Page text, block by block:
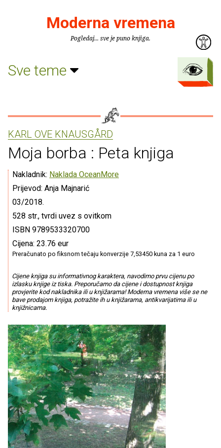
Moderna vremena
Pogledaj... sve je puno knjiga.
Sve teme
KARL OVE KNAUSGÅRD
Moja borba : Peta knjiga
Nakladnik: Naklada OceanMore
Prijevod: Anja Majnarić
03/2018.
528 str., tvrdi uvez s ovitkom
ISBN 9789533320700
Cijena: 23.76 eur
Preračunato po fiksnom tečaju konverzije 7,53450 kuna za 1 euro
Cijene knjiga su informativnog karaktera, navodimo prvu cijenu po
izlasku knjige iz tiska. Preporučamo da cijene i dostupnost knjiga
provjerite kod nakladnika ili u knjižarama! Moderna vremena više se ne
bave prodajom knjiga, potražite ih u knjižarama, antikvarijatima ili u
knjižnicama.